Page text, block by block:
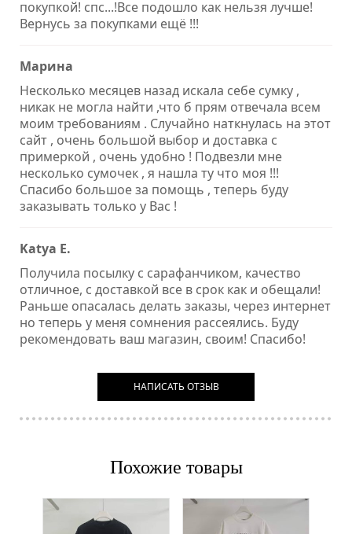
покупкой! спс...!Все подошло как нельзя лучше!
Вернусь за покупками ещё !!!
Марина
Несколько месяцев назад искала себе сумку ,
никак не могла найти ,что б прям отвечала всем
моим требованиям . Случайно наткнулась на этот
сайт , очень большой выбор и доставка с
примеркой , очень удобно ! Подвезли мне
несколько сумочек , я нашла ту что моя !!!
Спасибо большое за помощь , теперь буду
заказывать только у Вас !
Katya E.
Получила посылку с сарафанчиком, качество
отличное, с доставкой все в срок как и обещали!
Раньше опасалась делать заказы, через интернет
но теперь у меня сомнения рассеялись. Буду
рекомендовать ваш магазин, своим! Спасибо!
НАПИСАТЬ ОТЗЫВ
Похожие товары